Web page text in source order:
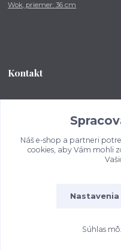
Wok, priemer: 36 cm
Kontakt
od 8:00 - do 16:00 hod
Vytvorené
Náš e-shop a partneri
cookies, aby Vám mohli
Nastavenia
Súhlas